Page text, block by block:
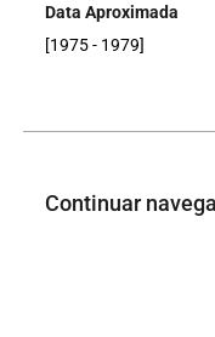
Data Aproximada
[1975 - 1979]
Continuar